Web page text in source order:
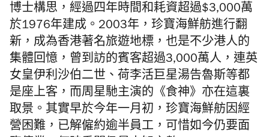
博士構思， 經過四年時間和耗資超過$3,000萬
於1976年建成。 2003年， 珍寶海鮮舫進行翻
新， 成為香港著名旅遊地標，也是不少港人的
集體回憶， 曾到訪的賓客超過3,000萬人，連英
女皇伊利沙伯二世、 荷李活巨星湯告魯斯等都
是座上客， 而周星馳主演的《食神》亦在這裏
取景 。其實早於今年一月初，珍寶海鮮舫因經
營困難，已解僱約逾半員工，可惜如今仍要面